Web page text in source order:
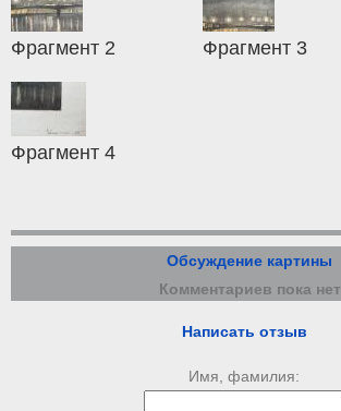
Фрагмент 2 Фрагмент 3
Фрагмент 4
Обсуждение картины
Комментариев пока нет
Написать отзыв
Имя, фамилия: